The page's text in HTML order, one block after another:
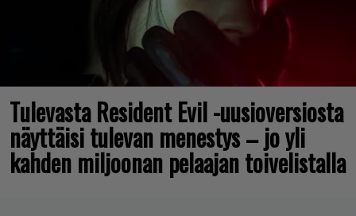
Tulevasta Resident Evil -uusioversiosta
näyttäisi tulevan menestys – jo yli
kahden miljoonan pelaajan toivelistalla